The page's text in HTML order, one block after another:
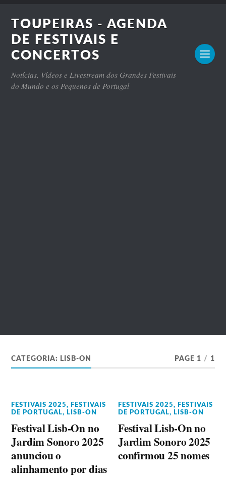
TOUPEIRAS - AGENDA
DE FESTIVAIS E
CONCERTOS
Notícias, Vídeos e Livestream dos Grandes Festivais
do Mundo e os Pequenos de Portugal
CATEGORIA: LISB-ON PAGE 1 / 1
FESTIVAIS 2025,
FESTIVAIS
DE PORTUGAL, LISB-ON
Festival Lisb-On no
Jardim Sonoro 2025
anunciou o
alinhamento por dias
FESTIVAIS 2025,
FESTIVAIS
DE PORTUGAL, LISB-ON
Festival Lisb-On no
Jardim Sonoro 2025
confirmou 25 nomes